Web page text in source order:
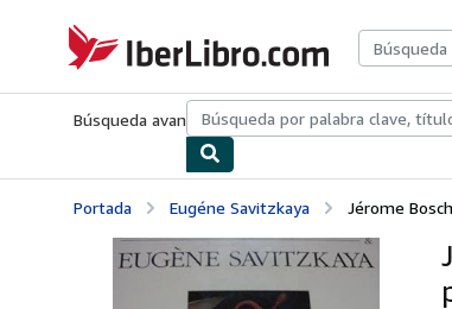
IberLibro.com
Búsqueda avanzadaColecciones Libros antiguos
Portada Eugéne Savitzkaya Jérome